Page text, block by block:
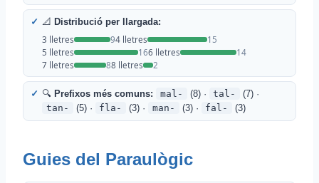
📐 Distribució per llargada:
3 lletres 94 lletres
15
5 lletres
166 lletres
14
7 lletres
88 lletres 2
🔍 Prefixos més comuns: mal- (8) · tal-
(7) ·
tan-
(5) · fla- (3) · man- (3) · fal- (3)
Guies del Paraulògic